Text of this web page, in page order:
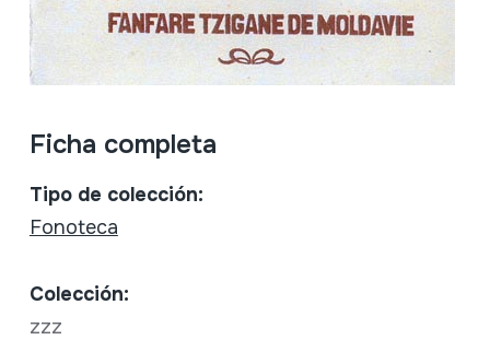
Ficha completa
Tipo de colección:
Fonoteca
Colección:
zzz